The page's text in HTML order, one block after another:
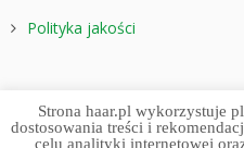
Polityka jakości
Strona haar.pl wykorzystuje
dostosowania treści i
celu analityki internetowej